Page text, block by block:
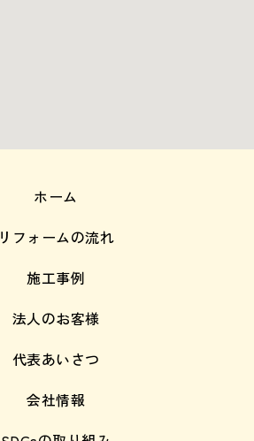
ホーム
リフォームの流れ
施工事例
法人のお客様
代表あいさつ
会社情報